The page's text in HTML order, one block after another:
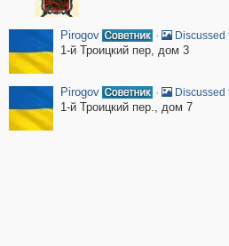
Pirogov · Discussed
1-й Троицкий пер, дом 3
Pirogov · Discussed
1-й Троицкий пер., дом 7